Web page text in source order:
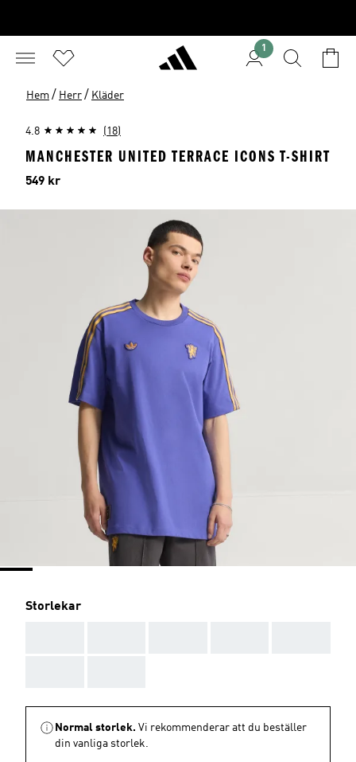
1
Hem / Herr / Kläder
4.8 (18)
MANCHESTER UNITED TERRACE ICONS T-SHIRT
Pris
549 kr
Storlekar
Normal storlek. Vi rekommenderar att du beställer
din vanliga storlek.